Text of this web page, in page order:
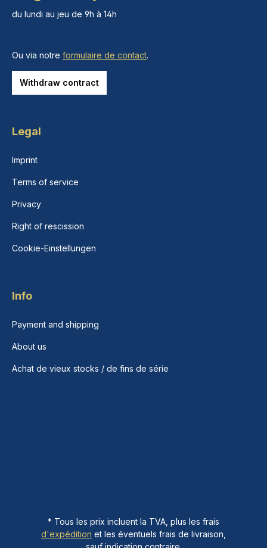
du lundi au jeu de 9h à 14h
Ou via notre formulaire de contact.
Withdraw contract
Legal
Imprint
Terms of service
Privacy
Right of rescission
Cookie-Einstellungen
Info
Payment and shipping
About us
Achat de vieux stocks / de fins de série
* Tous les prix incluent la TVA, plus les frais
d'expédition et les éventuels frais de livraison,